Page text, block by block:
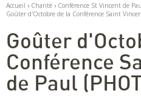
navigation
Accueil › Charité › Conférence St Vincent de
Goûter d'Octobre de la Conférence Saint
Goûter
Conférence
de Paul